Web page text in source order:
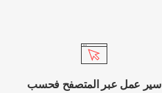
سير عمل عبر المتصفح فحسب